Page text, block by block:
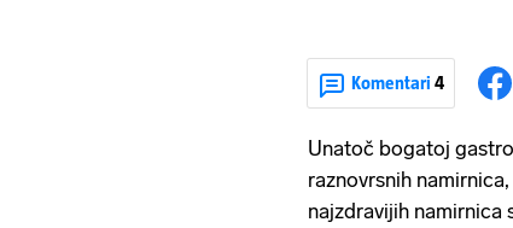
Komentari 4
Unatoč bogatoj
raznovrsnih
najzdravijih namirnica